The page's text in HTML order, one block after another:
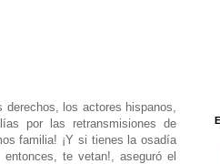
los actores hispanos,
por las retransmisiones de
familia! ¡Y si tienes la osadía
te vetan!, aseguró el